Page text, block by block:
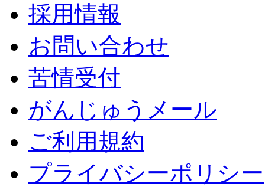
採用情報
お問い合わせ
苦情受付
がんじゅうメール
ご利用規約
プライバシーポリシー